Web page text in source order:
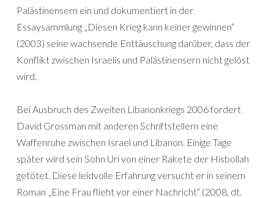
Palästinensern ein und dokumentiert in der
Essaysammlung „Diesen Krieg kann keiner gewinnen“
(2003) seine wachsende Enttäuschung darüber, dass der
Konflikt zwischen Israelis und Palästinensern nicht gelöst
wird.
Bei Ausbruch des Zweiten Libanonkriegs 2006 fordert
David Grossman mit anderen Schriftstellern eine
Waffenruhe zwischen Israel und Libanon. Einige Tage
später wird sein Sohn Uri von einer Rakete der Hisbollah
getötet. Diese leidvolle Erfahrung versucht er in seinem
Roman „Eine Frau flieht vor einer Nachricht“ (2008, dt.